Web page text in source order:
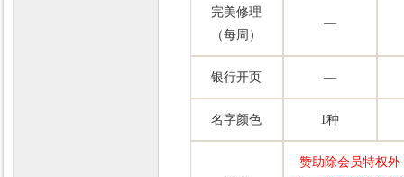
完美修理
（每周）
—
银行开页 —
名字颜色 1种
赞助除会员特权